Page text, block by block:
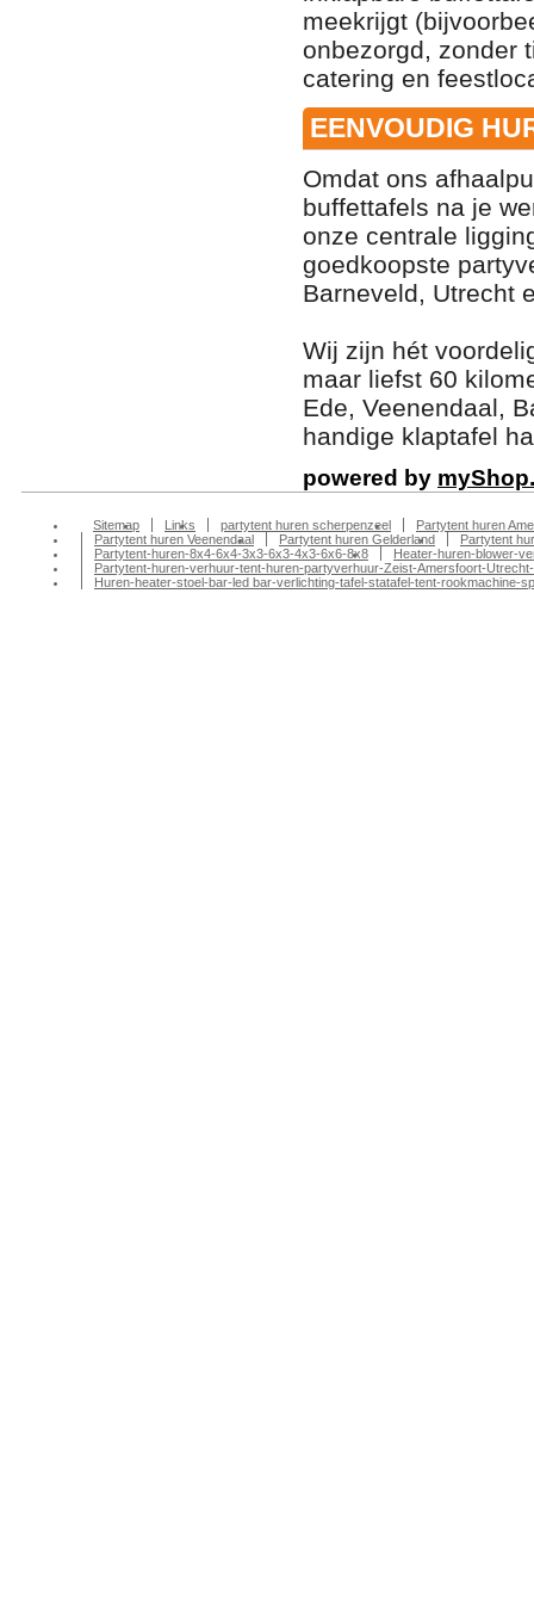
meekrijgt
onbezorgd, zonder
catering en
EENVOUDIG
Omdat ons
buffettafels na je
onze centrale
goedkoopste
Barneveld, Utrecht
Wij zijn hét
maar liefst 60
Ede, Veenendaal,
handige klaptafel
powered by
Sitemap Links partytent huren scherpenzeel
Partytent huren
Partytent huren Veenendaal
Partytent huren Gelderland
Partytent
Partytent-huren-8x4-6x4-3x3-6x3-4x3-6x6-8x8
Heater-huren-blower-
Partytent-huren-verhuur-tent-huren-partyverhuur-Zeist-Amersfoort-
Huren-heater-stoel-bar-led bar-verlichting-tafel-statafel-tent-